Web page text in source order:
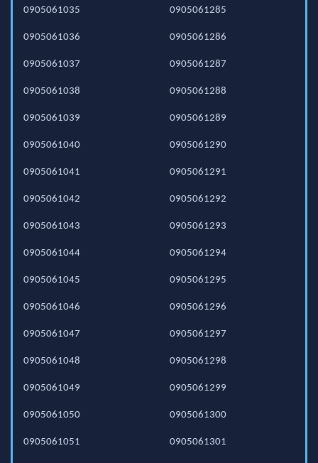
0905061035
0905061036
0905061037
0905061038
0905061039
0905061040
0905061041
0905061042
0905061043
0905061044
0905061045
0905061046
0905061047
0905061048
0905061049
0905061050
0905061051
0905061285
0905061286
0905061287
0905061288
0905061289
0905061290
0905061291
0905061292
0905061293
0905061294
0905061295
0905061296
0905061297
0905061298
0905061299
0905061300
0905061301